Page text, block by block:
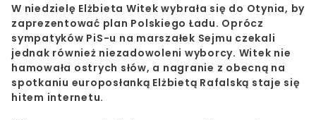
W niedzielę Elżbieta Witek wybrała się do Otynia, by
zaprezentować plan Polskiego Ładu. Oprócz
sympatyków PiS-u na marszałek Sejmu czekali
jednak również niezadowoleni wyborcy. Witek nie
hamowała ostrych słów, a nagranie z obecną na
spotkaniu europosłanką Elżbietą Rafalską staje się
hitem internetu.